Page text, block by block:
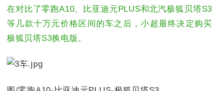
在对比了零跑A10、比亚迪元PLUS和北汽极狐贝塔S3
等几款十万元价格区间的车之后，小超最终决定购买
极狐贝塔S3换电版。